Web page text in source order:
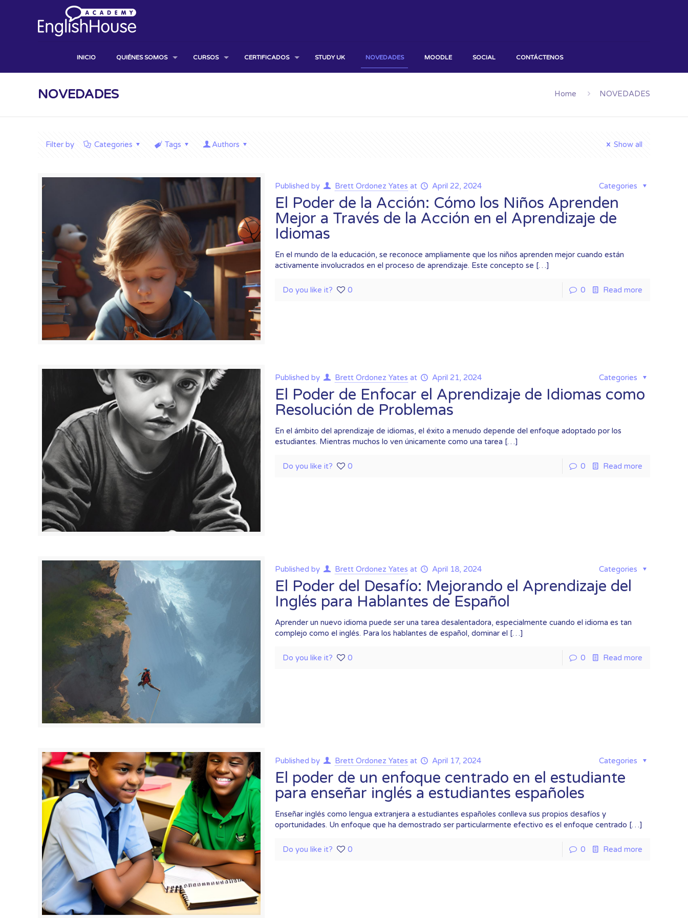
INICIO QUIÉNES SOMOS CURSOS CERTIFICADOS STUDY UK NOVEDADES MOODLE SOCIAL CONTÁCTENOS
NOVEDADES Home NOVEDADES
Filter by Categories Tags Authors Show all
Published by Brett Ordonez Yates at April 22, 2024 Categories
El Poder de la Acción: Cómo los Niños Aprenden
Mejor a Través de la Acción en el Aprendizaje de
Idiomas
En el mundo de la educación, se reconoce ampliamente que los niños aprenden mejor cuando están
activamente involucrados en el proceso de aprendizaje. Este concepto se […]
Do you like it? 0 0 Read more
Published by Brett Ordonez Yates at April 21, 2024 Categories
El Poder de Enfocar el Aprendizaje de Idiomas como
Resolución de Problemas
En el ámbito del aprendizaje de idiomas, el éxito a menudo depende del enfoque adoptado por los
estudiantes. Mientras muchos lo ven únicamente como una tarea […]
Do you like it? 0 0 Read more
Published by Brett Ordonez Yates at April 18, 2024 Categories
El Poder del Desafío: Mejorando el Aprendizaje del
Inglés para Hablantes de Español
Aprender un nuevo idioma puede ser una tarea desalentadora, especialmente cuando el idioma es tan
complejo como el inglés. Para los hablantes de español, dominar el […]
Do you like it? 0 0 Read more
Published by Brett Ordonez Yates at April 17, 2024 Categories
El poder de un enfoque centrado en el estudiante
para enseñar inglés a estudiantes españoles
Enseñar inglés como lengua extranjera a estudiantes españoles conlleva sus propios desafíos y
oportunidades. Un enfoque que ha demostrado ser particularmente efectivo es el enfoque centrado […]
Do you like it? 0 0 Read more